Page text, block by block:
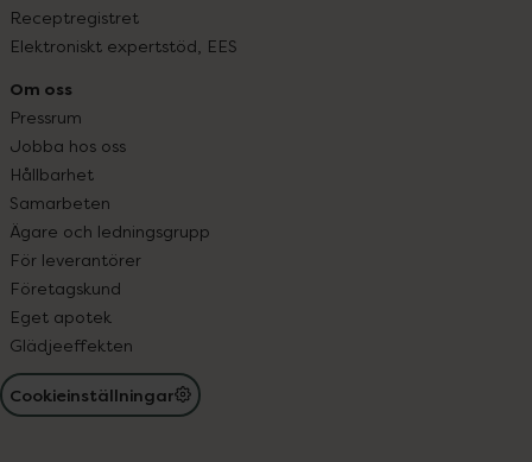
Receptregistret
Elektroniskt expertstöd, EES
Om oss
Pressrum
Jobba hos oss
Hållbarhet
Samarbeten
Ägare och ledningsgrupp
För leverantörer
Företagskund
Eget apotek
Glädjeeffekten
Cookieinställningar